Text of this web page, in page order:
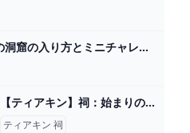
ウーロコ岬崖下の洞窟の入り方とミニチャレンジの受け方【ティアキン】 - YouTube
【ティアキン】祠：始まりの空島【ゼルダの伝説ティアーズオブザキングダム】 - ゲームライン
ティアキン 祠